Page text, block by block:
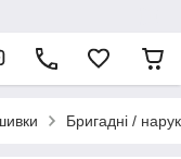
Бригадні /